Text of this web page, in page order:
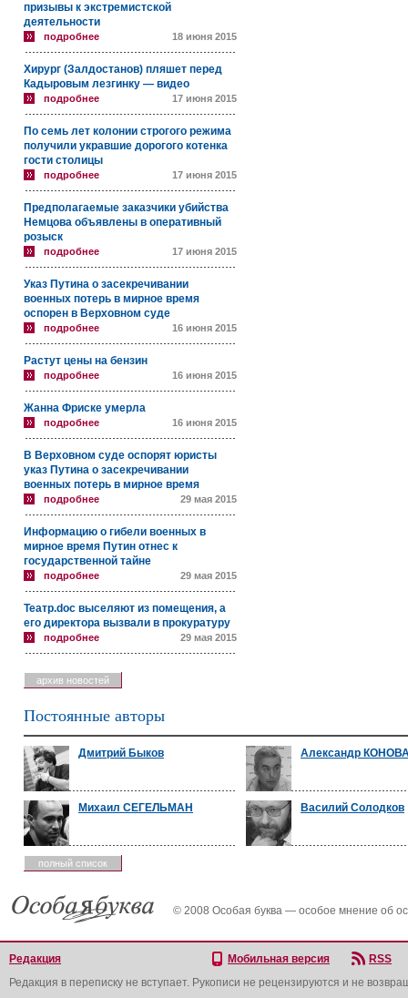
призывы к экстремистской
деятельности
подробнее 18 июня 2015
Хирург (Залдостанов) пляшет перед
Кадыровым лезгинку — видео
подробнее 17 июня 2015
По семь лет колонии строгого режима
получили укравшие дорогого котенка
гости столицы
подробнее 17 июня 2015
Предполагаемые заказчики убийства
Немцова объявлены в оперативный
розыск
подробнее 17 июня 2015
Указ Путина о засекречивании
военных потерь в мирное время
оспорен в Верховном суде
подробнее 16 июня 2015
Растут цены на бензин
подробнее 16 июня 2015
Жанна Фриске умерла
подробнее 16 июня 2015
В Верховном суде оспорят юристы
указ Путина о засекречивании
военных потерь в мирное время
подробнее 29 мая 2015
Информацию о гибели военных в
мирное время Путин отнес к
государственной тайне
подробнее 29 мая 2015
Театр.doc выселяют из помещения, а
его директора вызвали в прокуратуру
подробнее 29 мая 2015
архив новостей
Постоянные авторы
Дмитрий Быков Александр
Михаил СЕГЕЛЬМАН Василий Солодков
полный список
© 2008 Особая буква — особое мнение об
Редакция Мобильная версия
RSS
Редакция в переписку не вступает. Рукописи не рецензируются и не